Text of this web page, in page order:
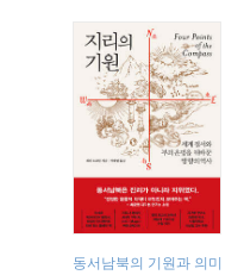
동서남북의 기원과 의미